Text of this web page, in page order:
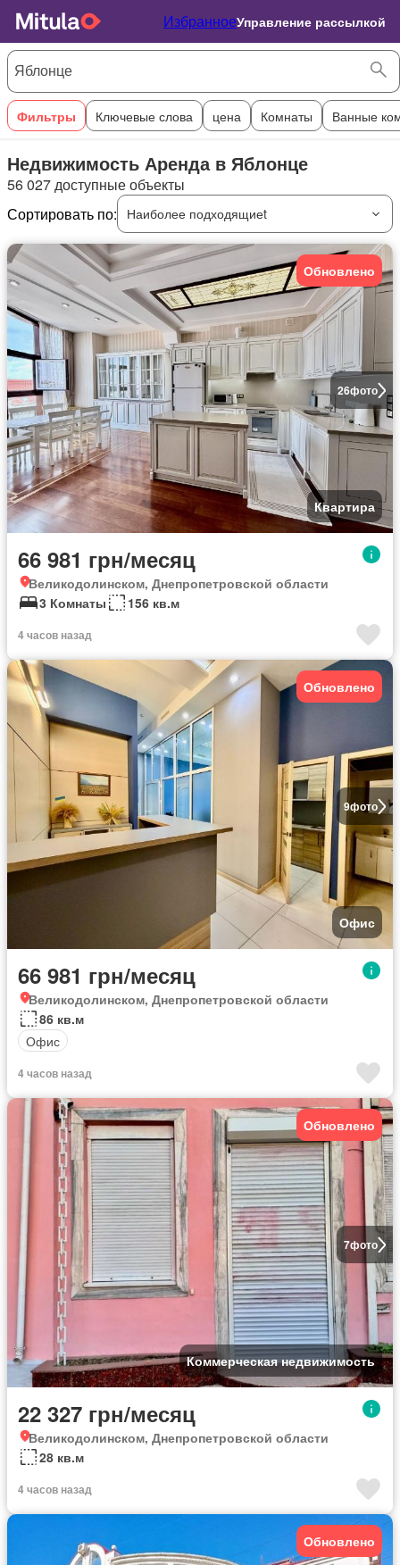
ИзбранноеУправление рассылкой
Фильтры Ключевые слова цена Комнаты Ванные
Недвижимость Аренда в Яблонце
56 027 доступные объекты
Сортировать по:
Наиболее подходящиеt
26фото
Обновлено
Квартира
66 981 грн/месяц
Великодолинском, Днепропетровской области
3 Комнаты
156 кв.м
4 часов назад
9фото
Обновлено
Офис
66 981 грн/месяц
Великодолинском, Днепропетровской области
86 кв.м
Офис
4 часов назад
7фото
Обновлено
Коммерческая недвижимость
22 327 грн/месяц
Великодолинском, Днепропетровской области
28 кв.м
4 часов назад
Обновлено